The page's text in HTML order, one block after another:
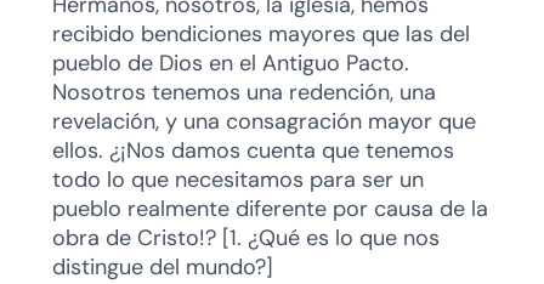
recibido bendiciones mayores que las del
pueblo de Dios en el Antiguo Pacto.
Nosotros tenemos una redención, una
revelación, y una consagración mayor que
ellos. ¿¡Nos damos cuenta que tenemos
todo lo que necesitamos para ser un
pueblo realmente diferente por causa de la
obra de Cristo!? [1. ¿Qué es lo que nos
distingue del mundo?]